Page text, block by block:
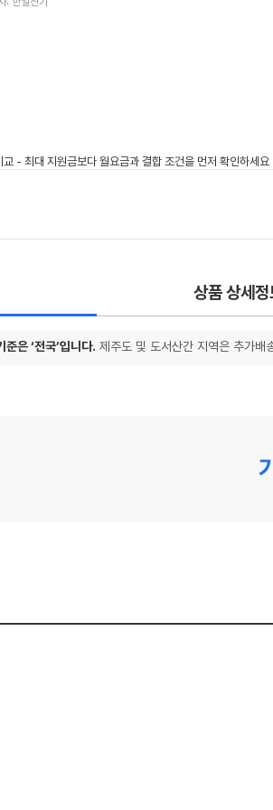
상품 상세
준은 ‘전국’입니다. 제주도 및 도서산간 지역은 추가배